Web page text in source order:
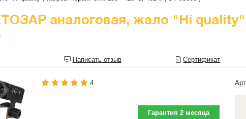
аналоговая, жало "Hi
Написать отзыв Сертификат
4
Гарантия 2 месяца